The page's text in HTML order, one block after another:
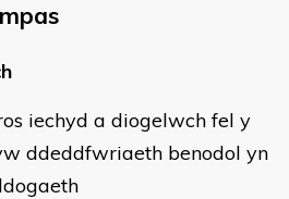
iechyd a diogelwch fel y
ddeddfwriaeth benodol yn